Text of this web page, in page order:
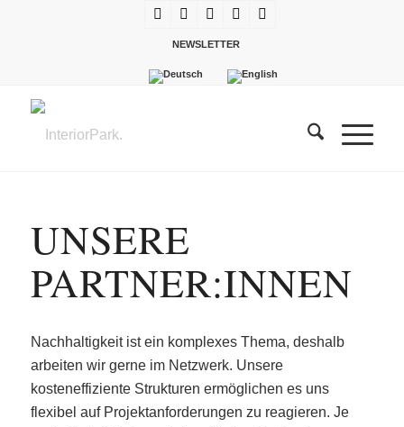
NEWSLETTER
UNSERE
PARTNER:INNEN
Nachhaltigkeit ist ein komplexes Thema, deshalb
arbeiten wir gerne im Netzwerk. Unsere
kosteneffiziente Strukturen ermöglichen es uns
flexibel auf Projektanforderungen zu reagieren. Je